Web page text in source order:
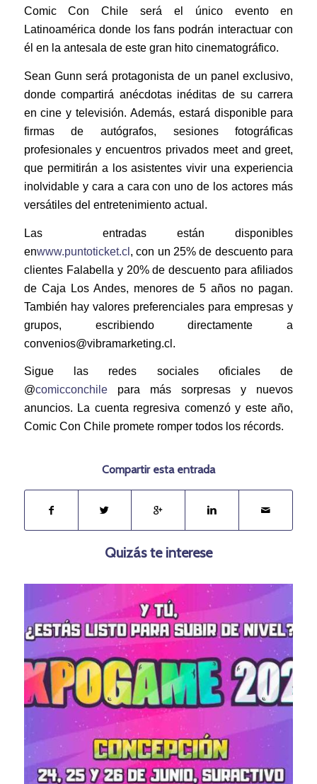
Comic Con Chile será el único evento en
Latinoamérica donde los fans podrán interactuar con
él en la antesala de este gran hito cinematográfico.
Sean Gunn será protagonista de un panel exclusivo,
donde compartirá anécdotas inéditas de su carrera
en cine y televisión. Además, estará disponible para
firmas de autógrafos, sesiones fotográficas
profesionales y encuentros privados meet and greet,
que permitirán a los asistentes vivir una experiencia
inolvidable y cara a cara con uno de los actores más
versátiles del entretenimiento actual.
Las entradas están disponibles
enwww.puntoticket.cl , con un 25% de descuento para
clientes Falabella y 20% de descuento para afiliados
de Caja Los Andes, menores de 5 años no pagan.
También hay valores preferenciales para empresas y
grupos, escribiendo directamente a
convenios@vibramarketing.cl.
Sigue las redes sociales oficiales de
@comicconchilepara más sorpresas y nuevos
anuncios. La cuenta regresiva comenzó y este año,
Comic Con Chile promete romper todos los récords.
Compartir esta entrada
Quizás te interese